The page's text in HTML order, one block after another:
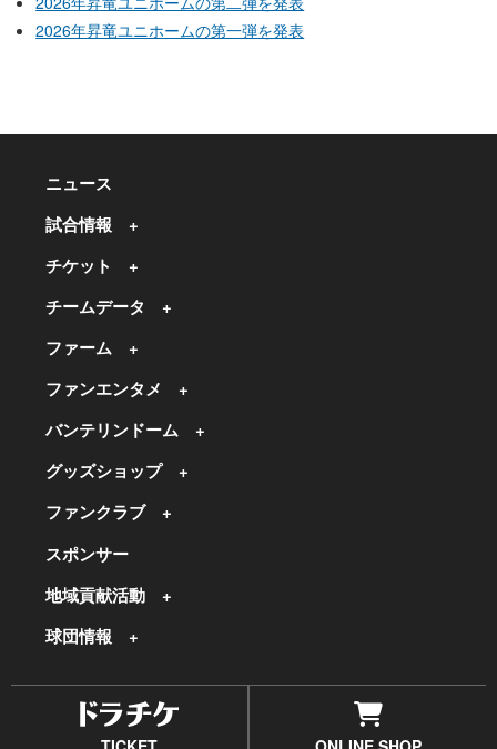
2026年昇竜ユニホームの第一弾を発表
ニュース
試合情報
チケット
チームデータ
ファーム
ファンエンタメ
バンテリンドーム
グッズショップ
ファンクラブ
スポンサー
地域貢献活動
球団情報